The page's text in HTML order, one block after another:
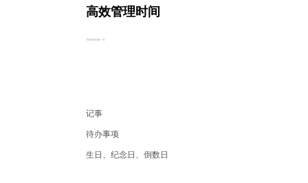
高效管理时间
为你轻松每一天
记事
待办事项
生日、纪念日、倒数日